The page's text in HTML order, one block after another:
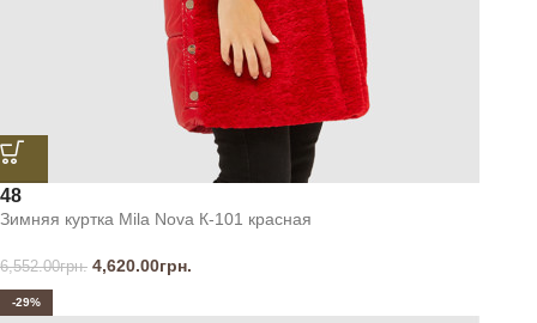
48
Зимняя куртка Mila Nova К-101 красная
6,552.00грн. 4,620.00грн.
-29%